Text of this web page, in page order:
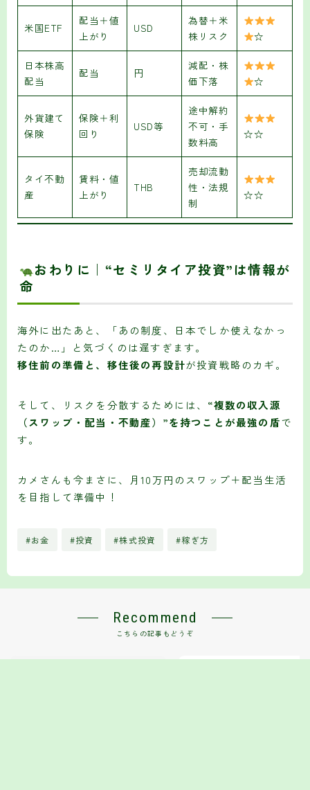
米国ETF
配当＋値
上がり
USD
為替＋米
株リスク
☆
日本株高
配当
配当 円
減配・株
価下落
☆
外貨建て
保険
保険＋利
回り
USD等
途中解約
不可・手
数料高
☆☆
タイ不動
産
賃料・値
上がり
THB
売却流動
性・法規
制
☆☆
おわりに｜“セミリタイア投資”は情報が
命
海外に出たあと、「あの制度、日本でしか使えなかっ
たのか…」と気づくのは遅すぎます。
移住前の準備と、移住後の再設計が投資戦略のカギ。
そして、リスクを分散するためには、 “複数の収入源
（スワップ・配当・不動産）”を持つことが最強の盾で
す。
カメさんも今まさに、月10万円のスワップ＋配当生活
を目指して準備中！
#お金 #投資 #株式投資 #稼ぎ方
Recommend
こちらの記事もどうぞ